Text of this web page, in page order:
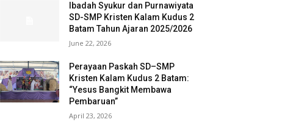
Ibadah Syukur dan Purnawiyata
SD-SMP Kristen Kalam Kudus 2
Batam Tahun Ajaran 2025/2026
June 22, 2026
Perayaan Paskah SD–SMP
Kristen Kalam Kudus 2 Batam:
“Yesus Bangkit Membawa
Pembaruan”
April 23, 2026